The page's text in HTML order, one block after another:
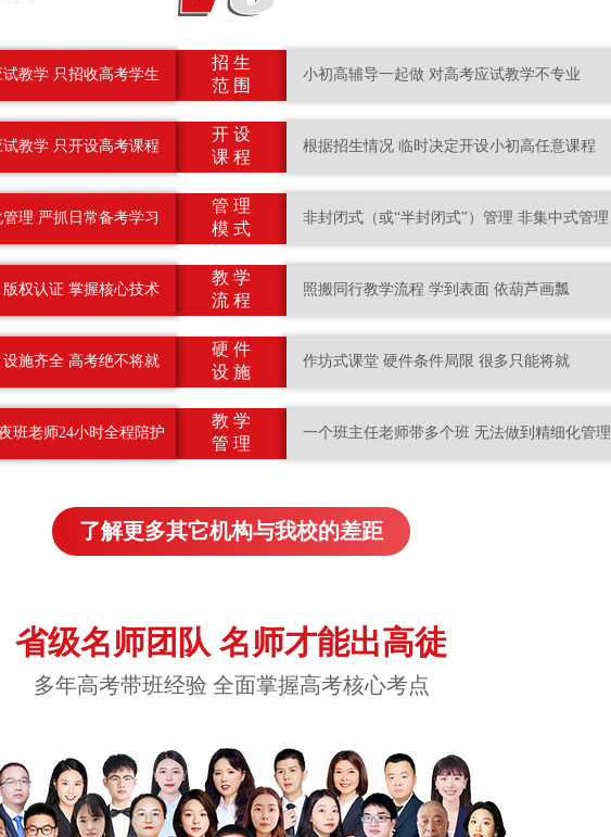
教学 只招收高考学生
教学 只开设高考课程
理 严抓日常备考学习
权认证 掌握核心技术
施齐全 高考绝不将就
班老师24小时全程陪护
招 生
范 围
开 设
课 程
管 理
模 式
教 学
流 程
硬 件
设 施
教 学
管 理
小初高辅导一起做 对高考应试教学不专业
根据招生情况 临时决定开设小初高任意课程
非封闭式（或“半封闭式”）管理 非集中式管理
照搬同行教学流程 学到表面 依葫芦画瓢
作坊式课堂 硬件条件局限 很多只能将就
一个班主任老师带多个班 无法做到精细化管理
了解更多其它机构与我校的差距
省级名师团队 名师才能出高徒
多年高考带班经验 全面掌握高考核心考点